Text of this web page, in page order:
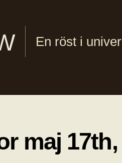
En röst i
maj 17th,